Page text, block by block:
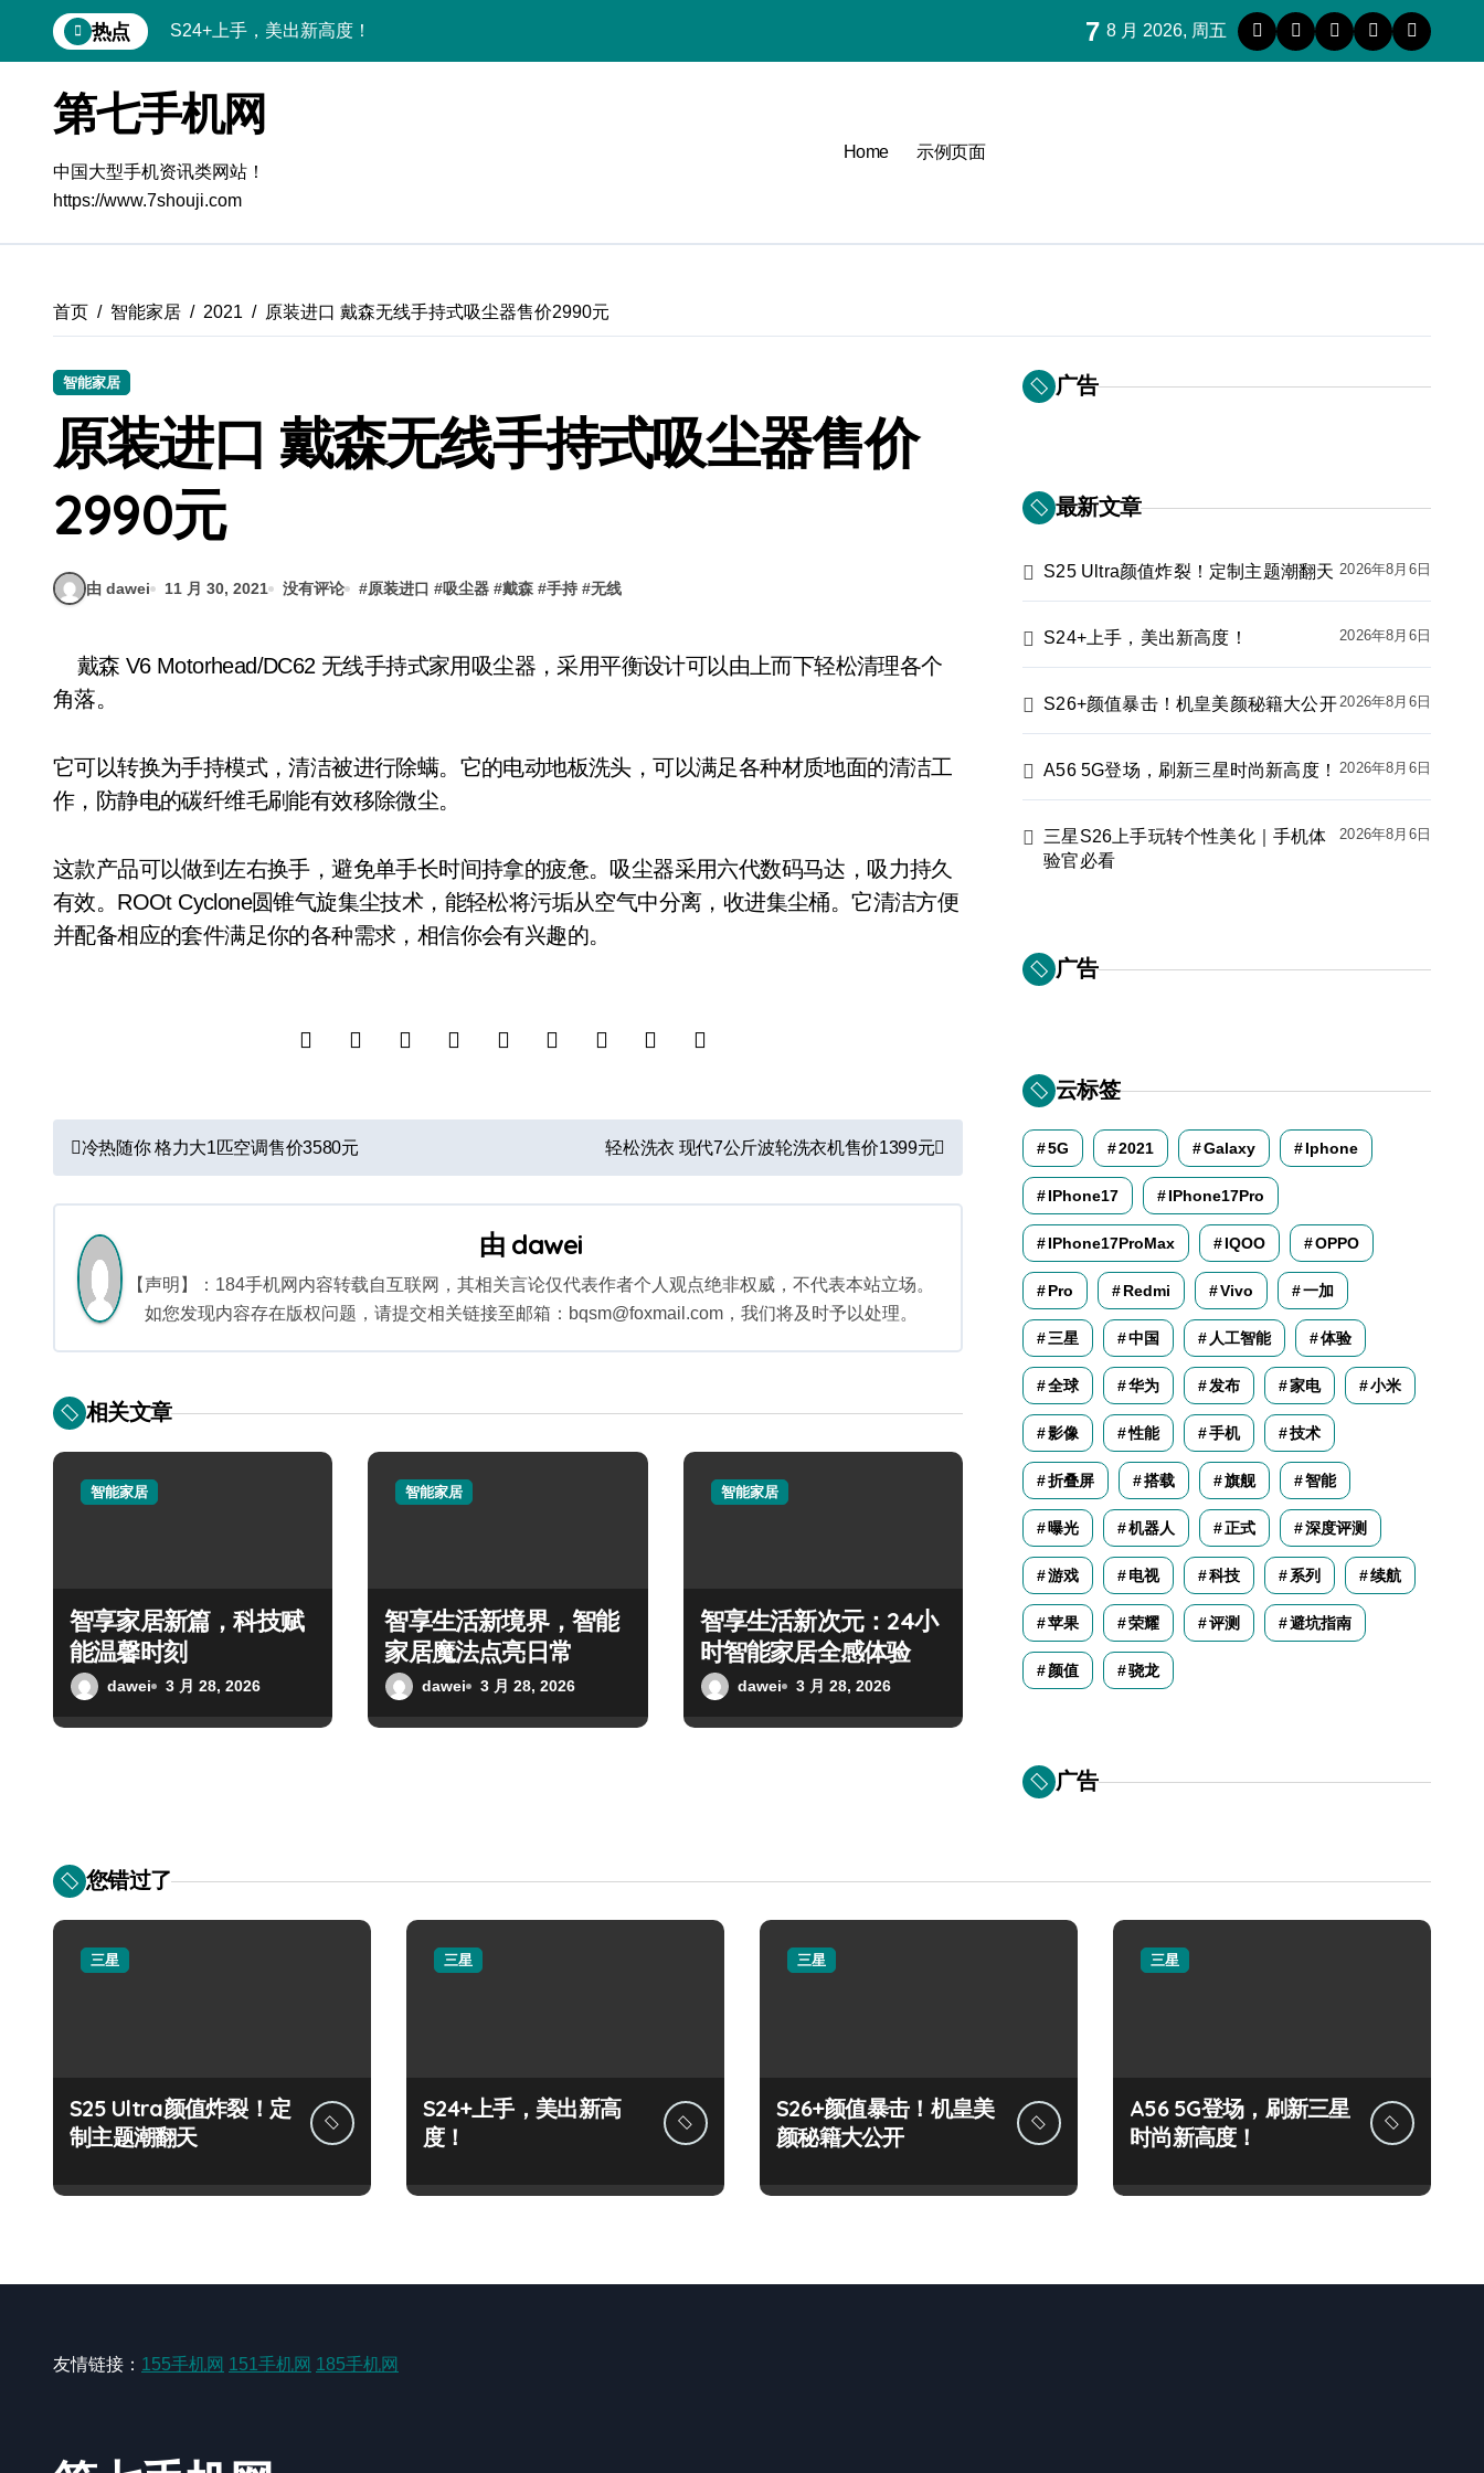
到
热点 S24+上手，美出新高度！
A56 5G登场，刷新三星时尚新高度！
三星S26上手玩转个性美化｜手机体验官必看
S25美化秘籍：个性定制，炫酷随行
Galaxy C55 5G潮玩定制，焕新体验无限可能
Galaxy Z Flip6：折叠时尚，秒变潮流焦点
S25 Ultra颜值炸裂！定制主题潮翻天
7 8 月 2026, 周五
第七手机网
中国大型手机资讯类网站！
https://www.7shouji.com
Home 示例页面
首页 智能家居 2021 原装进口 戴森无线手持式吸尘器售价2990元
智能家居
原装进口 戴森无线手持式吸尘器售价
2990元
由 dawei 11 月 30, 2021 没有评论 #原装进口 #吸尘器 #戴森 #手持 #无线
戴森 V6 Motorhead/DC62 无线手持式家用吸尘器，采用平衡设计可以由上而下轻松清理各个
角落。
它可以转换为手持模式，清洁被进行除螨。它的电动地板洗头，可以满足各种材质地面的清洁工
作，防静电的碳纤维毛刷能有效移除微尘。
这款产品可以做到左右换手，避免单手长时间持拿的疲惫。吸尘器采用六代数码马达，吸力持久
有效。ROOt Cyclone圆锥气旋集尘技术，能轻松将污垢从空气中分离，收进集尘桶。它清洁方便
并配备相应的套件满足你的各种需求，相信你会有兴趣的。
文
章
导
航
冷热随你 格力大1匹空调售价3580元 轻松洗衣 现代7公斤波轮洗衣机售价1399元
由 dawei
【声明】：184手机网内容转载自互联网，其相关言论仅代表作者个人观点绝非权威，不代表本站立场。
如您发现内容存在版权问题，请提交相关链接至邮箱：bqsm@foxmail.com，我们将及时予以处理。
相关文章
智能家居
智享家居新篇，科技赋
能温馨时刻
dawei 3 月 28, 2026
智能家居
智享生活新境界，智能
家居魔法点亮日常
dawei 3 月 28, 2026
智能家居
智享生活新次元：24小
时智能家居全感体验
dawei 3 月 28, 2026
广告
最新文章
S25 Ultra颜值炸裂！定制主题潮翻天 2026年8月6日
S24+上手，美出新高度！ 2026年8月6日
S26+颜值暴击！机皇美颜秘籍大公开2026年8月6日
A56 5G登场，刷新三星时尚新高度！ 2026年8月6日
三星S26上手玩转个性美化｜手机体
验官必看
2026年8月6日
广告
云标签
5G 2021 Galaxy Iphone
IPhone17 IPhone17Pro
IPhone17ProMax IQOO OPPO
Pro Redmi Vivo 一加
三星 中国 人工智能 体验
全球 华为 发布 家电 小米
影像 性能 手机 技术
折叠屏 搭载 旗舰 智能
曝光 机器人 正式 深度评测
游戏 电视 科技 系列 续航
苹果 荣耀 评测 避坑指南
颜值 骁龙
广告
您错过了
三星
S25 Ultra颜值炸裂！定
制主题潮翻天
三星
S24+上手，美出新高
度！
三星
S26+颜值暴击！机皇美
颜秘籍大公开
三星
A56 5G登场，刷新三星
时尚新高度！
友情链接： 155手机网 151手机网 185手机网